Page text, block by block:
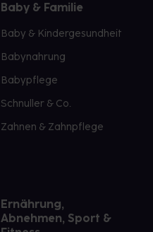
Baby & Familie
Baby & Kindergesundheit
Babynahrung
Babypflege
Schnuller & Co.
Zahnen & Zahnpflege
Ernährung,
Abnehmen, Sport &